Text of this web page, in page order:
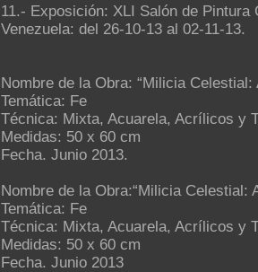
11.- Exposición: XLI Salón de
Venezuela: del 26-10-13 al 02-11-13.
Nombre de la Obra: “Milicia
Temática: Fe
Técnica: Mixta, Acuarela, Acrílicos y
Medidas: 50 x 60 cm
Fecha. Junio 2013.
Nombre de la Obra:“Milicia Celestial:
Temática: Fe
Técnica: Mixta, Acuarela, Acrílicos y
Medidas: 50 x 60 cm
Fecha. Junio 2013